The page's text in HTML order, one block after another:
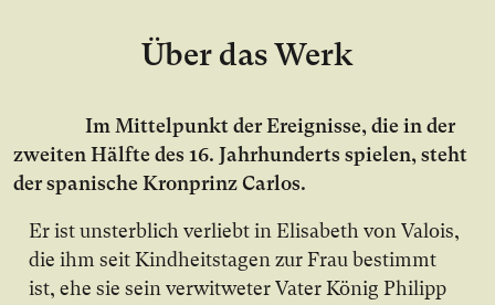
Über das Werk
Im Mit­tel­punkt der Er­eig­nis­se, die in der
zwei­ten Hälf­te des 16. Jahr­hun­derts spie­len, steht
der spa­ni­sche Kron­prinz Carlos.
Er ist un­sterb­lich ver­liebt in Eli­sa­beth von Valois,
die ihm seit Kind­heits­ta­gen zur Frau be­stimmt
ist, ehe sie sein ver­wit­we­ter Va­ter Kö­nig Phil­ipp